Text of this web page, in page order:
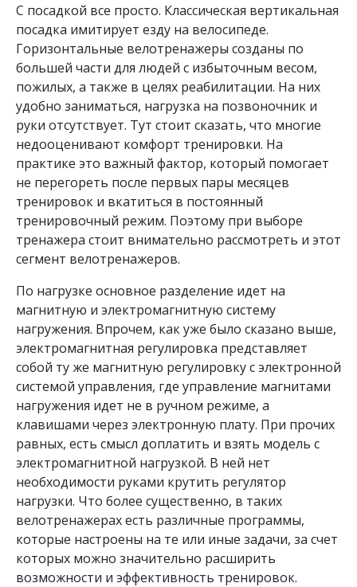
С посадкой все просто. Классическая вертикальная
посадка имитирует езду на велосипеде.
Горизонтальные велотренажеры созданы по
большей части для людей с избыточным весом,
пожилых, а также в целях реабилитации. На них
удобно заниматься, нагрузка на позвоночник и
руки отсутствует. Тут стоит сказать, что многие
недооценивают комфорт тренировки. На
практике это важный фактор, который помогает
не перегореть после первых пары месяцев
тренировок и вкатиться в постоянный
тренировочный режим. Поэтому при выборе
тренажера стоит внимательно рассмотреть и этот
сегмент велотренажеров.
По нагрузке основное разделение идет на
магнитную и электромагнитную систему
нагружения. Впрочем, как уже было сказано выше,
электромагнитная регулировка представляет
собой ту же магнитную регулировку с электронной
системой управления, где управление магнитами
нагружения идет не в ручном режиме, а
клавишами через электронную плату. При прочих
равных, есть смысл доплатить и взять модель с
электромагнитной нагрузкой. В ней нет
необходимости руками крутить регулятор
нагрузки. Что более существенно, в таких
велотренажерах есть различные программы,
которые настроены на те или иные задачи, за счет
которых можно значительно расширить
возможности и эффективность тренировок.